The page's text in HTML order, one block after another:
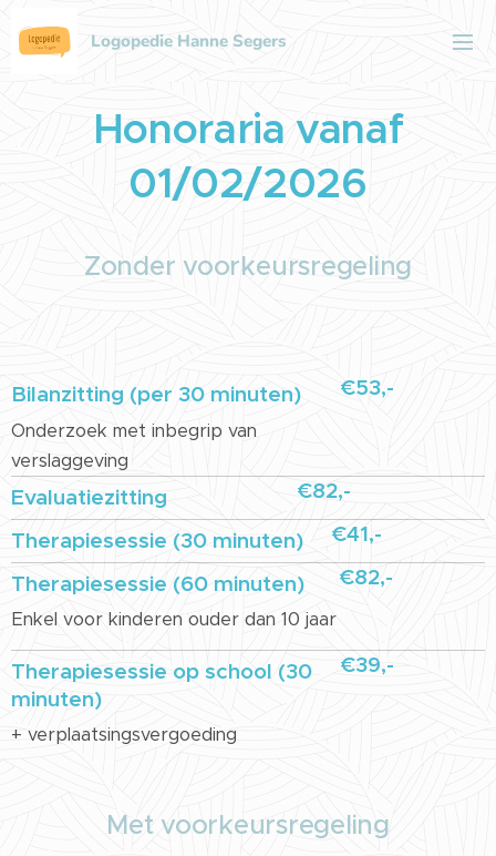
Logopedie Hanne Segers
Honoraria vanaf
01/02/2026
Zonder voorkeursregeling
Bilanzitting (per 30 minuten)
Onderzoek met inbegrip van
verslaggeving
€53,-
Evaluatiezitting
€82,-
Therapiesessie (30 minuten)
€41,-
Therapiesessie (60 minuten)
Enkel voor kinderen ouder dan 10 jaar
€82,-
Therapiesessie op school (30
minuten)
+ verplaatsingsvergoeding
€39,-
Met voorkeursregeling